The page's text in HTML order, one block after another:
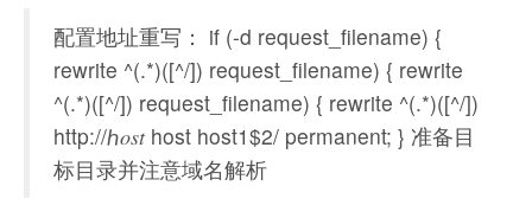
配置地址重写： if (-d request_filename) {
rewrite ^(.*)([^/]) request_filename) { rewrite
^(.*)([^/]) request_filename) { rewrite ^(.*)([^/])
http://ℎ𝑜𝑠𝑡 host host1$2/ permanent; } 准备目
标目录并注意域名解析